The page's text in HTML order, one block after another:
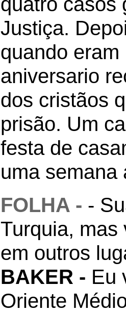
Justiça.
quando
aniversario
dos cristãos
prisão. Um
festa de
uma semana
FOLHA - -
Turquia, mas
em outros
BAKER - Eu
Oriente